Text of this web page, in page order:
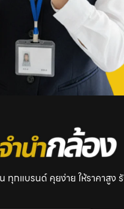
ทุกแบรนด์ คุยง่าย ให้ราคาสูง